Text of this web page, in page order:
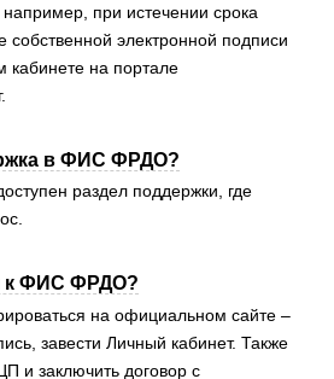
при истечении срока
электронной подписи
кабинете на портале
в ФИС ФРДО?
раздел поддержки, где
к ФИС ФРДО?
на официальном сайте –
завести Личный кабинет. Также
и заключить договор с